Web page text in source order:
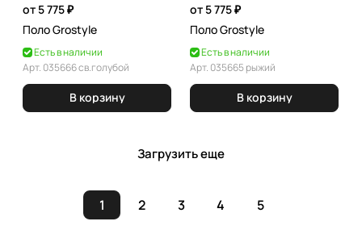
от 5 775 ₽
Поло Grostyle
Есть в наличии
Арт. 035666 св.голубой
В корзину
от 5 775 ₽
Поло Grostyle
Есть в наличии
Арт. 035665 рыжий
В корзину
Загрузить еще
1 2 3 4 5